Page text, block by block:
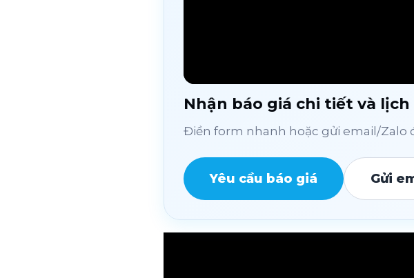
Nhận báo giá chi tiết và
Điền form nhanh hoặc gửi email/Zalo
Yêu cầu báo giá Gửi